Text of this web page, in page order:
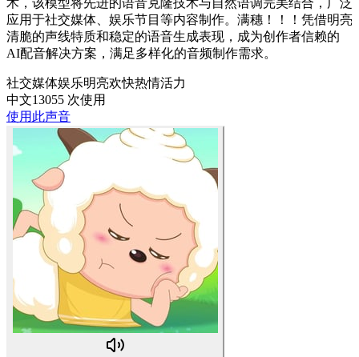
术，该模型将先进的语音克隆技术与自然语调完美结合，广泛
应用于社交媒体、娱乐节目等内容制作。满穗！！！凭借明亮
清脆的声线特质和稳定的语音生成表现，成为创作者信赖的
AI配音解决方案，满足多样化的音频制作需求。
社交媒体娱乐明亮欢快热情活力
中文13055 次使用
使用此声音